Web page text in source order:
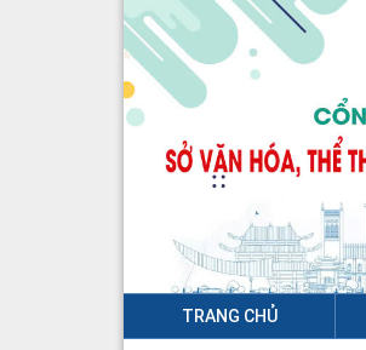
TRANG CHỦ